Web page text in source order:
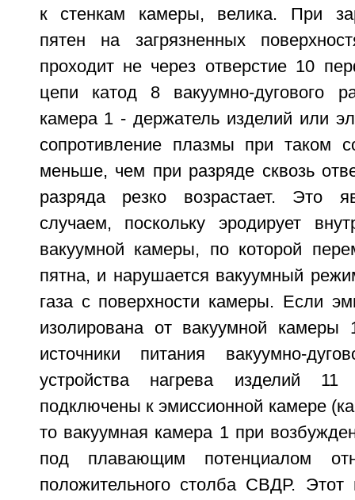
к стенкам камеры, велика. При
пятен на загрязненных
проходит не через отверстие 10
цепи катод 8 вакуумно-дугового
камера 1 - держатель изделий или
сопротивление плазмы при таком
меньше, чем при разряде сквозь
разряда резко возрастает. Это
случаем, поскольку эродирует
вакуумной камеры, по которой
пятна, и нарушается вакуумный
газа с поверхности камеры. Если
изолирована от вакуумной
источники питания вакуумно-
устройства нагрева изделий
подключены к эмиссионной камере
то вакуумная камера 1 при
под плавающим потенциалом
положительного столба СВДР. Этот